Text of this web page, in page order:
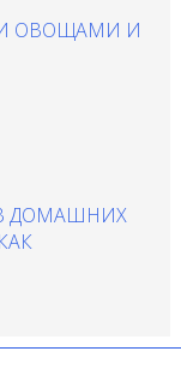
ОВОЩАМИ И
ДОМАШНИХ